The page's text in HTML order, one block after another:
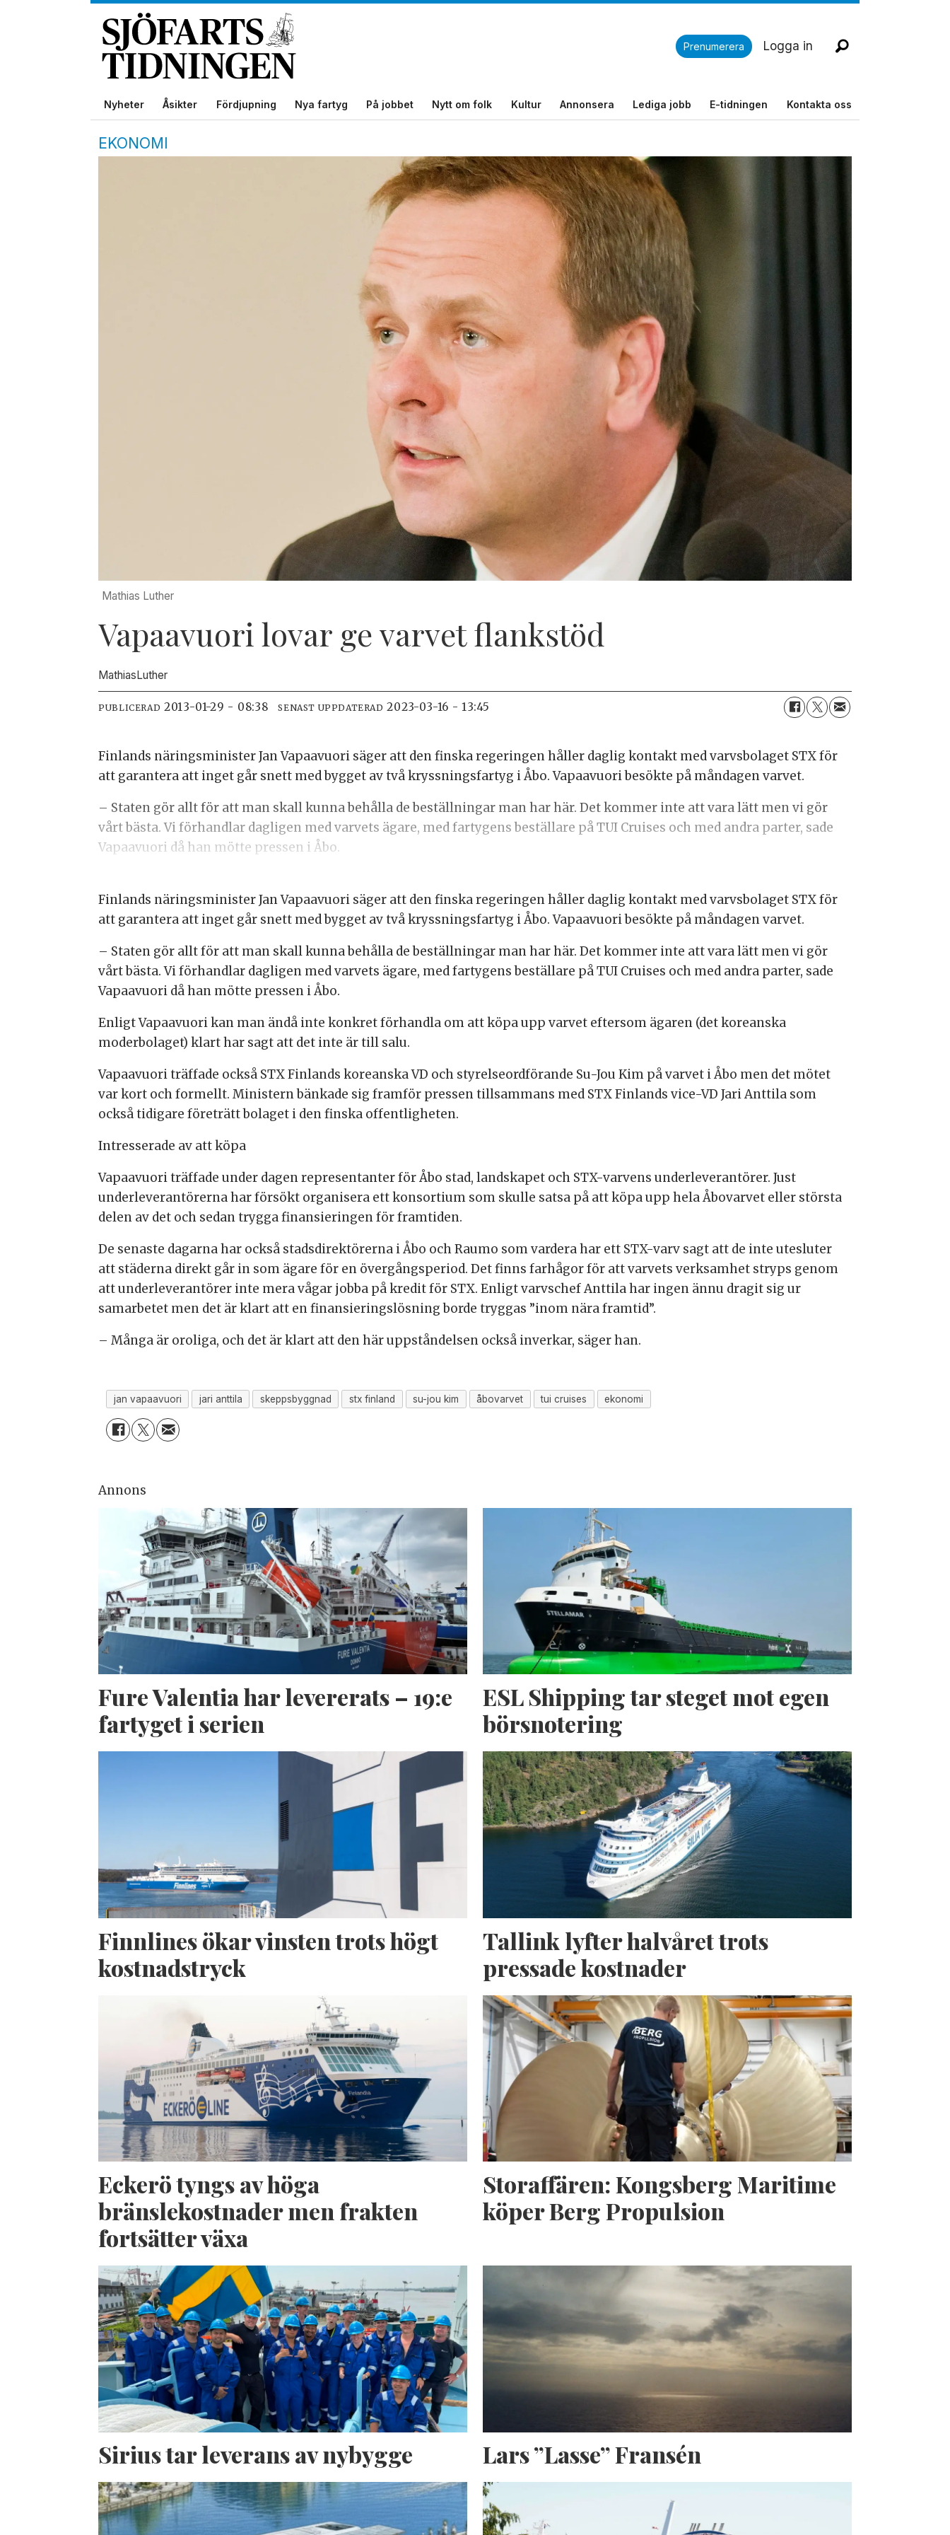
Prenumerera Logga in
Nyheter Åsikter Fördjupning Nya fartyg På jobbet Nytt om folk Kultur Annonsera Lediga jobb E-tidningen Kontakta oss
EKONOMI
Mathias Luther
Vapaavuori lovar ge varvet flankstöd
Mathias Luther
PUBLICERAD 2013-01-29 - 08:38 SENAST UPPDATERAD 2023-03-16 - 13:45
Finlands näringsminister Jan Vapaavuori säger att den finska regeringen håller daglig kontakt med varvsbolaget STX för
att garantera att inget går snett med bygget av två kryssningsfartyg i Åbo. Vapaavuori besökte på måndagen varvet.
– Staten gör allt för att man skall kunna behålla de beställningar man har här. Det kommer inte att vara lätt men vi gör
vårt bästa. Vi förhandlar dagligen med varvets ägare, med fartygens beställare på TUI Cruises och med andra parter, sade
Vapaavuori då han mötte pressen i Åbo.
Finlands näringsminister Jan Vapaavuori säger att den finska regeringen håller daglig kontakt med varvsbolaget STX för
att garantera att inget går snett med bygget av två kryssningsfartyg i Åbo. Vapaavuori besökte på måndagen varvet.
– Staten gör allt för att man skall kunna behålla de beställningar man har här. Det kommer inte att vara lätt men vi gör
vårt bästa. Vi förhandlar dagligen med varvets ägare, med fartygens beställare på TUI Cruises och med andra parter, sade
Vapaavuori då han mötte pressen i Åbo.
Enligt Vapaavuori kan man ändå inte konkret förhandla om att köpa upp varvet eftersom ägaren (det koreanska
moderbolaget) klart har sagt att det inte är till salu.
Vapaavuori träffade också STX Finlands koreanska VD och styrelseordförande Su-Jou Kim på varvet i Åbo men det mötet
var kort och formellt. Ministern bänkade sig framför pressen tillsammans med STX Finlands vice-VD Jari Anttila som
också tidigare företrätt bolaget i den finska offentligheten.
Intresserade av att köpa
Vapaavuori träffade under dagen representanter för Åbo stad, landskapet och STX-varvens underleverantörer. Just
underleverantörerna har försökt organisera ett konsortium som skulle satsa på att köpa upp hela Åbovarvet eller största
delen av det och sedan trygga finansieringen för framtiden.
De senaste dagarna har också stadsdirektörerna i Åbo och Raumo som vardera har ett STX-varv sagt att de inte utesluter
att städerna direkt går in som ägare för en övergångsperiod. Det finns farhågor för att varvets verksamhet stryps genom
att underleverantörer inte mera vågar jobba på kredit för STX. Enligt varvschef Anttila har ingen ännu dragit sig ur
samarbetet men det är klart att en finansieringslösning borde tryggas ”inom nära framtid”.
– Många är oroliga, och det är klart att den här uppståndelsen också inverkar, säger han.
jan vapaavuori jari anttila skeppsbyggnad stx finland su-jou kim åbovarvet tui cruises ekonomi
Annons
Fure Valentia har levererats – 19:e
fartyget i serien
ESL Shipping tar steget mot egen
börsnotering
Finnlines ökar vinsten trots högt
kostnadstryck
Tallink lyfter halvåret trots
pressade kostnader
Eckerö tyngs av höga
bränslekostnader men frakten
fortsätter växa
Storaffären: Kongsberg Maritime
köper Berg Propulsion
Sirius tar leverans av nybygge Lars ”Lasse” Fransén